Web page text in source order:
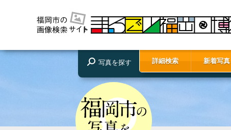
写真を探す 詳細検索 新着写真